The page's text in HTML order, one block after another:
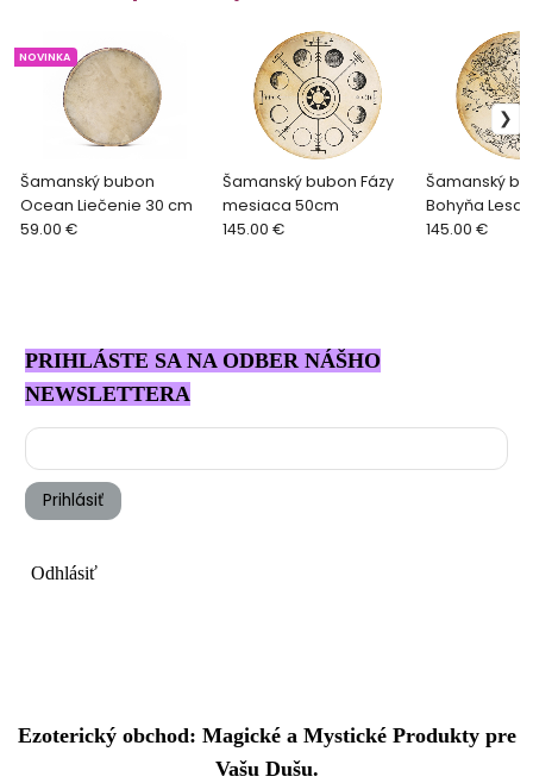
Šamanský bubon
Ocean Liečenie 30 cm
NOVINKA
59.00 €
Šamanský bubon Fázy
mesiaca 50cm
145.00 €
Šamanský
Bohyňa Lesa
145.00 €
PRIHLÁSTE SA NA ODBER NÁŠHO
NEWSLETTERA
Prihlásiť
Odhlásiť
Ezoterický obchod: Magické a Mystické Produkty pre
Vašu Dušu.